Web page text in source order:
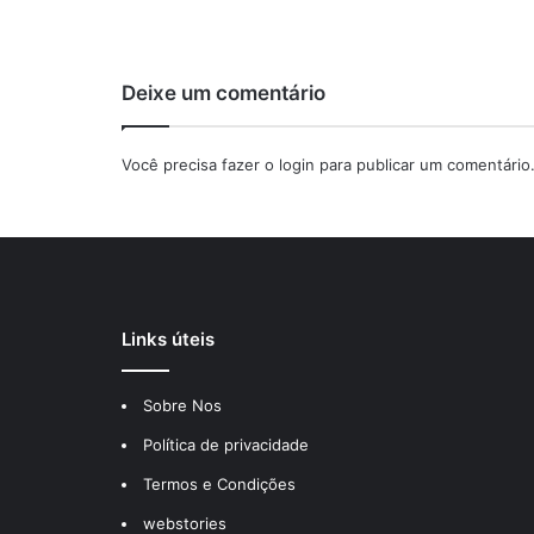
Deixe um comentário
Você precisa fazer o login para publicar um comentário.
Links úteis
Sobre Nos
Política de privacidade
Termos e Condições
webstories